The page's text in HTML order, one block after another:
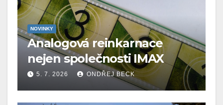
NOVINKY
Analogová reinkarnace
nejen společnosti IMAX
5. 7. 2026 ONDŘEJ BECK